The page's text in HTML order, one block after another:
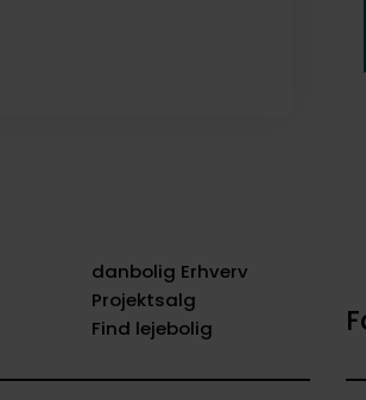
danbolig Erhverv
Projektsalg
Find lejebolig